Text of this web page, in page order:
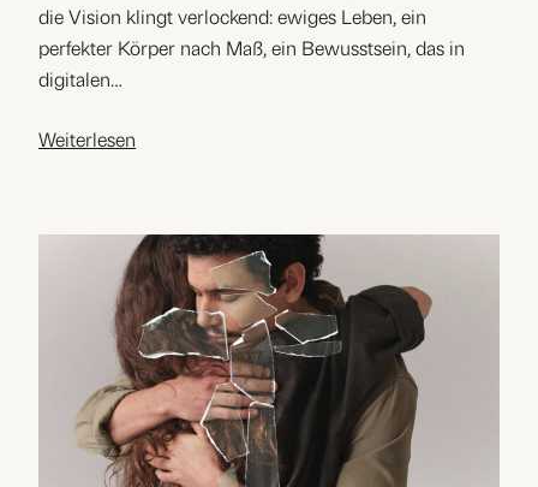
die Vision klingt verlockend: ewiges Leben, ein
perfekter Körper nach Maß, ein Bewusstsein, das in
digitalen…
Weiterlesen